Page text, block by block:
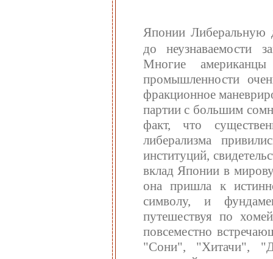
Японии Либеральную
до неузнаваемости
Многие
промышленности
фракционное
партии с большим
факт, что
либерализма
институций,
вклад Японии в
она пришла к
символу, и
путешествуя по
повсеместно
"Сони", "Хитачи",